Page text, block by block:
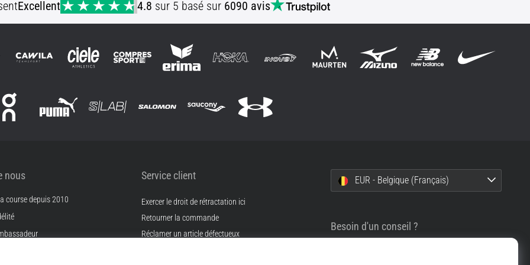
Excellent 4.8 sur 5 basé sur 6090 avis
nous
course depuis 2010
Service client
Exercer le droit de rétractation ici
Retourner la commande
Réclamer un article défectueux
EUR - Belgique (Français)
Besoin d'un conseil ?